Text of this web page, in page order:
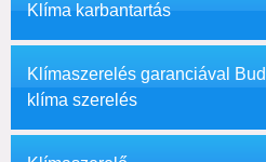
Klíma karbantartás
Klímaszerelés garanciával
klíma szerelés